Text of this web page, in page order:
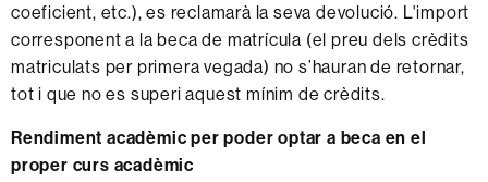
coeficient, etc.), es reclamarà la seva devolució. L'import
corresponent a la beca de matrícula (el preu dels crèdits
matriculats per primera vegada) no s’hauran de retornar,
tot i que no es superi aquest mínim de crèdits.
Rendiment acadèmic per poder optar a beca en el
proper curs acadèmic